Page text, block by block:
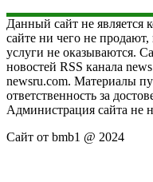
Данный сайт не является
сайте ни чего не
услуги не оказываются.
новостей RSS канала
newsru.com. Материалы
ответственность за
Администрация сайта не
Сайт от bmb1 @ 2024